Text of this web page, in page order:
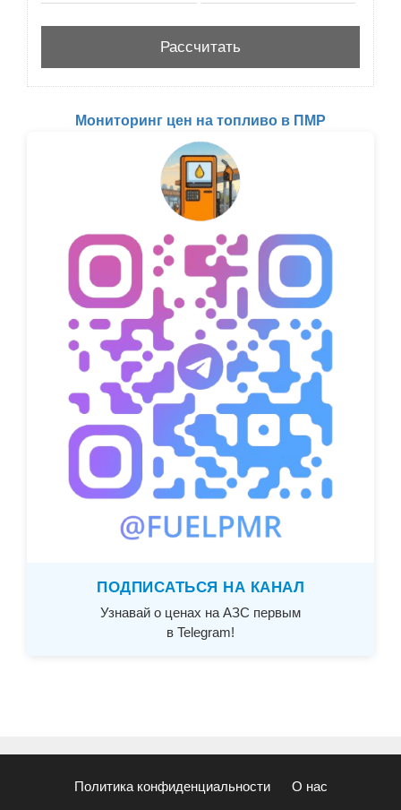
Мониторинг цен на топливо в ПМР
ПОДПИСАТЬСЯ НА КАНАЛ
Узнавай о ценах на АЗС первым
в Telegram!
Политика конфиденциальности О нас